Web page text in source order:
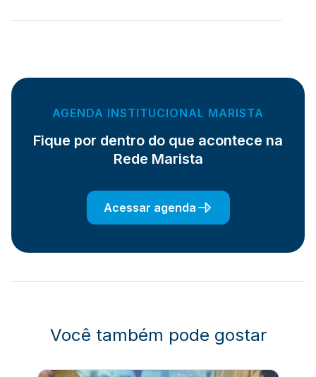
AGENDA INSTITUCIONAL MARISTA
Fique por dentro do que acontece na
Rede Marista
Acessar agenda
Você também pode gostar